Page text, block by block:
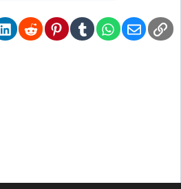
LinkedInRedditPinterestTumblrWhatsApp
E-posta